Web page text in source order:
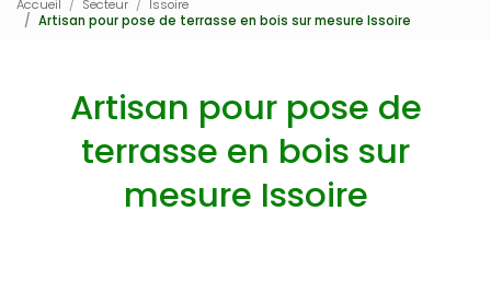
Accueil Secteur
Issoire
Artisan pour pose de terrasse en bois sur mesure Issoire
Artisan pour pose de
terrasse en bois sur
mesure Issoire